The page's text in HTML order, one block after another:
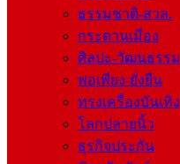
ธรรมชาติ-สวล.
กระดานเมือง
ศิลปะ-วัฒนธรรม
พอเพียง-ยั่งยืน
ทรงเครื่องบันเทิง
โลกปลายนิ้ว
ธุรกิจประกัน